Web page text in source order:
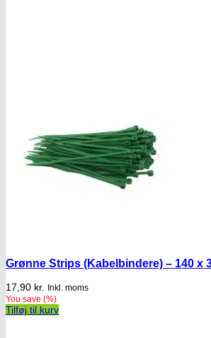
Grønne Strips (Kabelbindere) – 140 x
17,90 kr. Inkl. moms
You save (%)
Tilføj til kurv